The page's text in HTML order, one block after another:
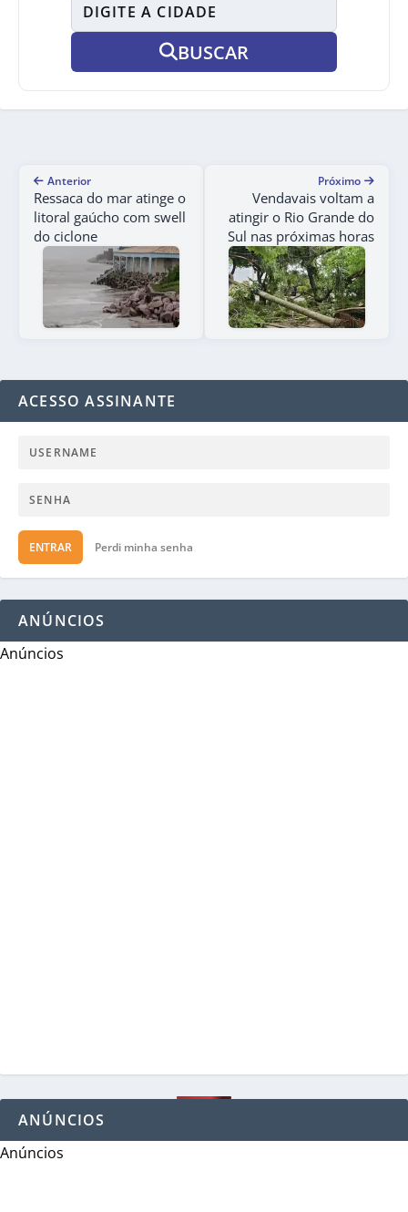
BUSCAR
Anterior
Ressaca do mar atinge o
litoral gaúcho com swell
do ciclone
Próximo
Vendavais voltam a
atingir o Rio Grande do
Sul nas próximas horas
ACESSO ASSINANTE
ENTRAR Perdi minha senha
ANÚNCIOS
Anúncios
ANÚNCIOS
Anúncios